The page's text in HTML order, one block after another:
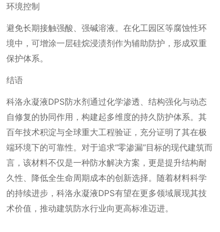
环境控制
避免长期接触强酸、强碱溶液。在化工园区等腐蚀性环
境中，可增涂一层硅烷浸渍剂作为辅助防护，形成双重
保护体系。
结语
科洛永凝液DPS防水剂通过化学渗透、结构强化与动态
自修复的协同作用，构建起多维度的持久防护体系。其
百年技术积淀与全球重大工程验证，充分证明了其在极
端环境下的可靠性。对于追求“零渗漏”目标的现代建筑而
言，该材料不仅是一种防水解决方案，更是提升结构耐
久性、降低全生命周期成本的创新选择。随着材料科学
的持续进步，科洛永凝液DPS有望在更多领域展现其技
术价值，推动建筑防水行业向更高标准迈进。